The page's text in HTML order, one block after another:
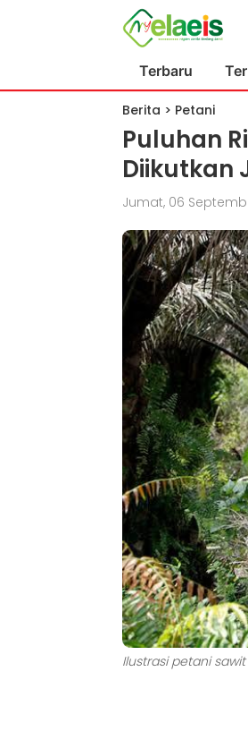
Terbaru
Berita > Petani
Puluhan
Diikutkan
Jumat, 06
Ilustrasi petani